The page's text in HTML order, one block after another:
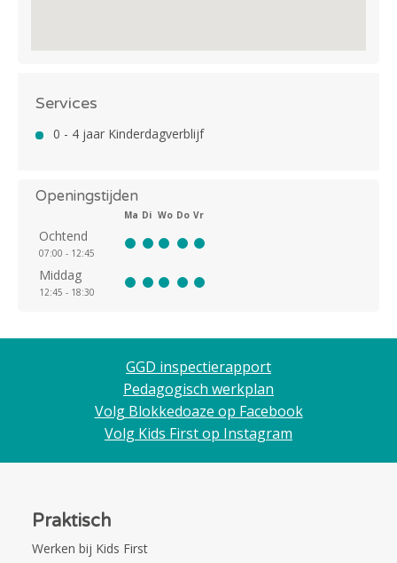
Services
0 - 4 jaar Kinderdagverblijf
Openingstijden
Ma Di Wo Do Vr
Ochtend
07:00 - 12:45
Middag
12:45 - 18:30
GGD inspectierapport
Pedagogisch werkplan
Volg Blokkedoaze op Facebook
Volg Kids First op Instagram
Praktisch
Werken bij Kids First